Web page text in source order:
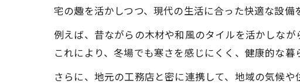
宅の趣を活かしつつ、現代の生活に合った快適な設備
例えば、昔ながらの木材や和風のタイルを活かしな
これにより、冬場でも寒さを感じにくく、健康的な暮
さらに、地元の工務店と密に連携して、地域の気候